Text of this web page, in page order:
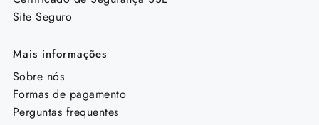
Site Seguro
Mais informações
Sobre nós
Formas de pagamento
Perguntas frequentes